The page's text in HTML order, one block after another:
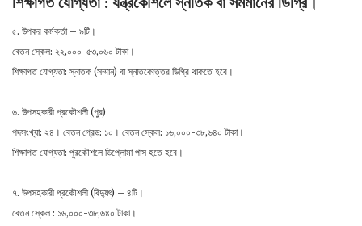
৫. উপকর কর্মকর্তা – ৯টি।
বেতন স্কেল: ২২,০০০-৫৩,০৬০ টাকা।
শিক্ষাগত যোগ্যতা: স্নাতক (সম্মান) বা স্নাতকোত্তর ডিগ্রি থাকতে হবে।
৬. উপসহকারী প্রকৌশলী (পুর)
পদসংখ্যা: ২৪। বেতন গ্রেড: ১০। বেতন স্কেল: ১৬,০০০-৩৮,৬৪০ টাকা।
শিক্ষাগত যোগ্যতা: পুরকৌশলে ডিপ্লোমা পাস হতে হবে।
৭. উপসহকারী প্রকৌশলী (বিদ্যুৎ) – ৪টি।
বেতন স্কেল : ১৬,০০০-৩৮,৬৪০ টাকা।